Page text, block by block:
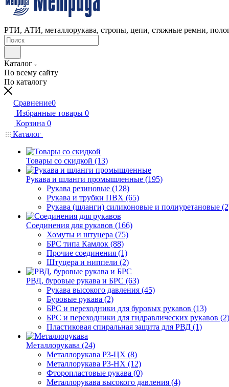
РТИ, АТИ, металлорукава, стропы, цепи, стяжные ремни,
Каталог
По всему сайту
По каталогу
Сравнение0
Избранные товары 0
Корзина 0
Каталог
Товары со скидкой (13)
Рукава и шланги промышленные (195)
Рукава резиновые (128)
Рукава и трубки ПВХ (65)
Рукава (шланги) силиконовые и полиуретановые
Соединения для рукавов (166)
Хомуты и штуцера (75)
БРС типа Камлок (88)
Прочие соединения (1)
Штуцера и ниппели (2)
РВД, буровые рукава и БРС (63)
Рукава высокого давления (45)
Буровые рукава (2)
БРС и переходники для буровых рукавов (13)
БРС и переходники для гидравлических рукавов (2)
Пластиковая спиральная защита для РВД (1)
Металлорукава (24)
Металлорукава Р3-ЦХ (8)
Металлорукава Р3-НХ (12)
Фторопластовые рукава (0)
Металлорукава высокого давления (4)